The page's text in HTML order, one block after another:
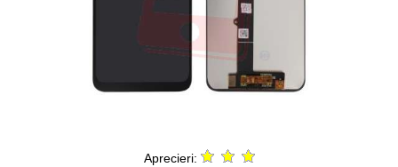
Aprecieri: